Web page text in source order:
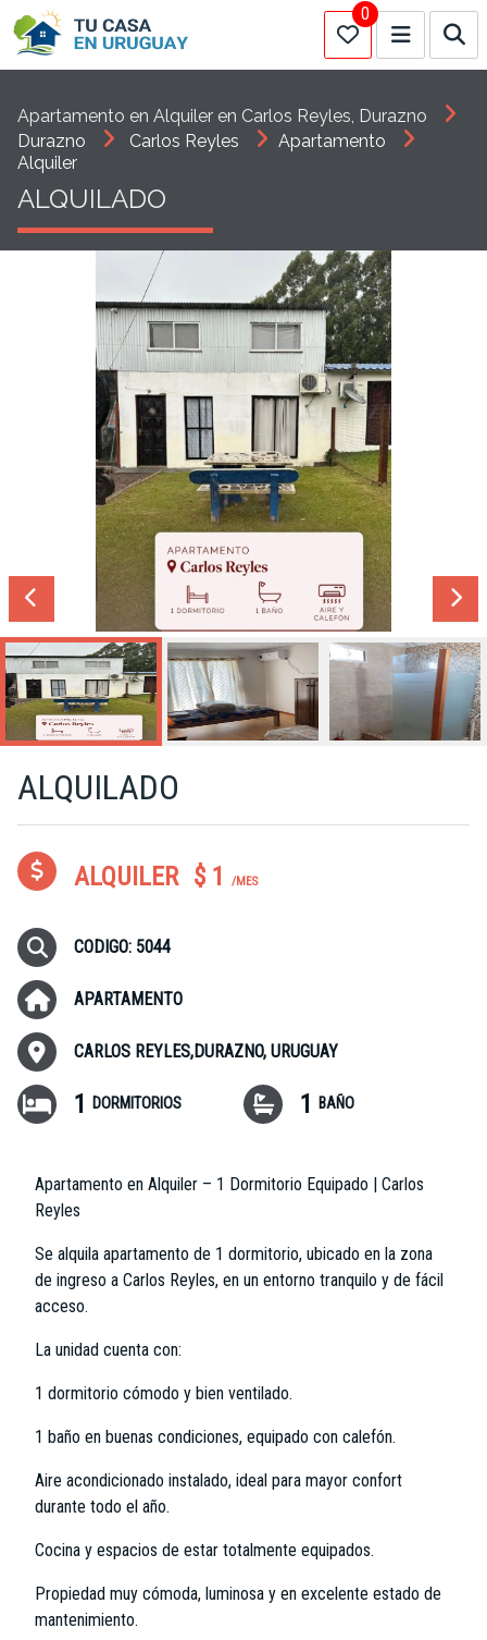
0
Apartamento en Alquiler en Carlos Reyles, Durazno
Durazno
Carlos Reyles
Apartamento
Alquiler
ALQUILADO
ALQUILADO
ALQUILER $ 1 /MES
CODIGO: 5044
APARTAMENTO
CARLOS REYLES,DURAZNO, URUGUAY
1 DORMITORIOS 1 BAÑO
Apartamento en Alquiler – 1 Dormitorio Equipado | Carlos
Reyles
Se alquila apartamento de 1 dormitorio, ubicado en la zona
de ingreso a Carlos Reyles, en un entorno tranquilo y de fácil
acceso.
La unidad cuenta con:
1 dormitorio cómodo y bien ventilado.
1 baño en buenas condiciones, equipado con calefón.
Aire acondicionado instalado, ideal para mayor confort
durante todo el año.
Cocina y espacios de estar totalmente equipados.
Propiedad muy cómoda, luminosa y en excelente estado de
mantenimiento.